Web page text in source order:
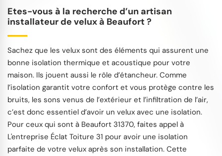
Etes-vous à la recherche d’un artisan
installateur de velux à Beaufort ?
Sachez que les velux sont des éléments qui assurent une
bonne isolation thermique et acoustique pour votre
maison. Ils jouent aussi le rôle d’étancheur. Comme
l’isolation garantit votre confort et vous protège contre les
bruits, les sons venus de l’extérieur et l’infiltration de l’air,
c’est donc essentiel d’avoir un velux avec une isolation.
Pour ceux qui sont à Beaufort 31370, faites appel à
L'entreprise Éclat Toiture 31 pour avoir une isolation
parfaite de votre velux après son installation. Cette